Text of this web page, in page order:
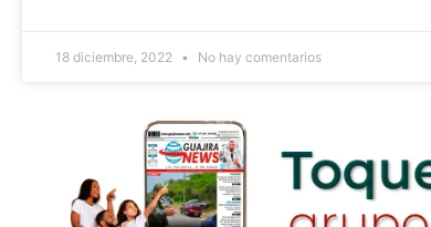
18 diciembre, 2022 No hay comentarios